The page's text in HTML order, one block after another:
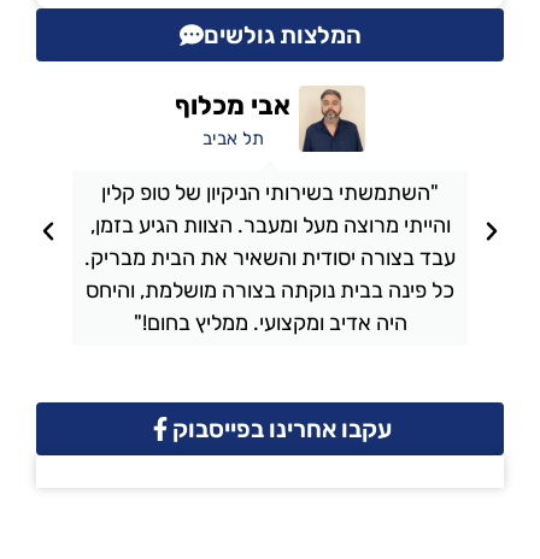
המלצות גולשים
"השתמשתי בשירותי הניקיון של טופ קלין
והייתי מרוצה מעל ומעבר. הצוות הגיע בזמן,
עבד בצורה יסודית והשאיר את הבית מבריק.
כל פינה בבית נוקתה בצורה מושלמת, והיחס
היה אדיב ומקצועי. ממליץ בחום!"
אבי מכלוף
תל אביב
עקבו אחרינו בפייסבוק